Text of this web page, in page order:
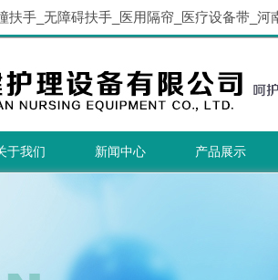
扶手_无障碍扶手_医用隔帘_医疗设备带_河
于我们 新闻中心 产品展示